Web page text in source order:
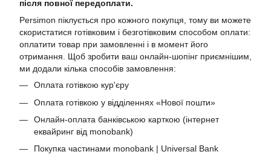
після повної передоплати.
Persimon піклується про кожного покупця, тому ви можете
скористатися готівковим і безготівковим способом оплати:
оплатити товар при замовленні і в момент його
отримання. Щоб зробити ваш онлайн-шопінг приємнішим,
ми додали кілька способів замовлення:
Оплата готівкою кур'єру
Оплата готівкою у відділеннях «Нової пошти»
Онлайн-оплата банківською карткою (інтернет
еквайринг від monobank)
Покупка частинами monobank | Universal Bank